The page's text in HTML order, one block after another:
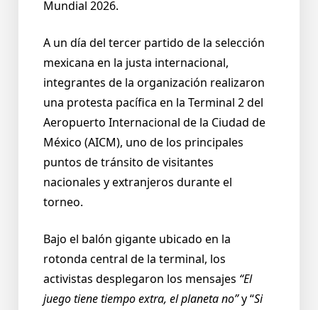
Mundial 2026.
A un día del tercer partido de la selección
mexicana en la justa internacional,
integrantes de la organización realizaron
una protesta pacífica en la Terminal 2 del
Aeropuerto Internacional de la Ciudad de
México (AICM), uno de los principales
puntos de tránsito de visitantes
nacionales y extranjeros durante el
torneo.
Bajo el balón gigante ubicado en la
rotonda central de la terminal, los
activistas desplegaron los mensajes “El
juego tiene tiempo extra, el planeta no”y “Si